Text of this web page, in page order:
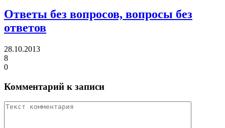
Ответы без вопросов, вопросы без
ответов
28.10.2013
8
0
Комментарий к записи